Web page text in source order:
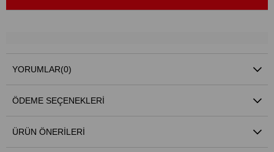
YORUMLAR(0)
ÖDEME SEÇENEKLERI
ÜRÜN ÖNERILERI